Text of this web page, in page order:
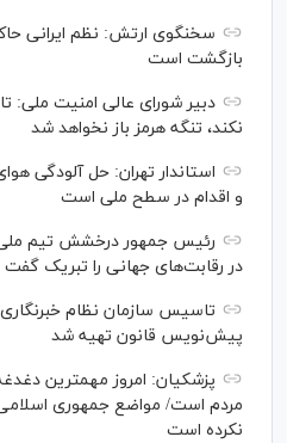
سخنگوی ارتش: نظم ایرانی
بازگشت است
دبیر شورای عالی امنیت ملی:
نکند، تنگه هرمز باز نخواهد شد
استاندار تهران: حل آلودگی
و اقدام در سطح ملی است
رئیس جمهور درخشش تیم ملی
در رقابت‌های جهانی را تبریک گفت
تاسیس سازمان نظام خبرنگاری
پیش‌نویس قانون تهیه شد
پزشکیان: امروز مهمترین
مردم است/ مواضع جمهوری اسلامی
نکرده است